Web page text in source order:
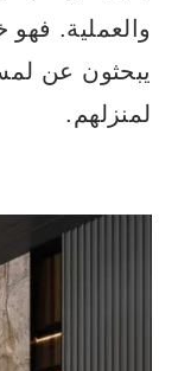
والعملية.
يبحثون عن
لمنزلهم.